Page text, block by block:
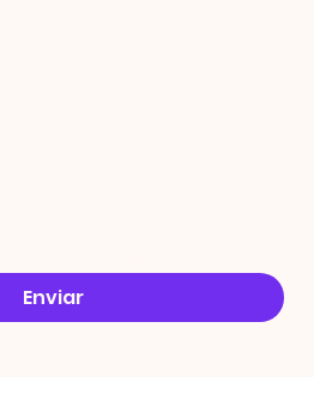
Enviar